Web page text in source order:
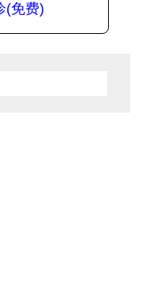
(免费)